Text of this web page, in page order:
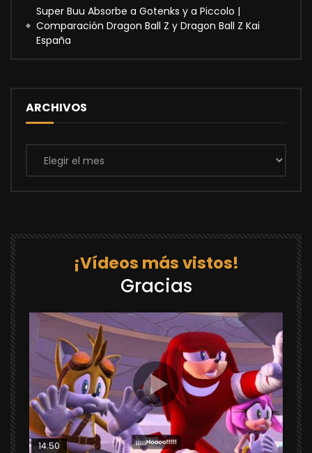
Super Buu Absorbe a Gotenks y a Piccolo |
Comparación Dragon Ball Z y Dragon Ball Z Kai
España
ARCHIVOS
Archivos
¡Vídeos más vistos!
Gracias
14:50